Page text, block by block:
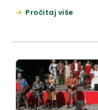
još 35 partnera.
Pročitaj više